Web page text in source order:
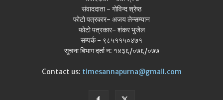
संवाददाता - गोविन्द श्रेष्ठ
फोटो पत्रकार- अजय लेन्सम्यान
फोटो पत्रकार- शंकर भुजेल
सम्पर्क - ९८५११५०४७१
सूचना बिभाग दर्ता न: १४३६/०७६/०७७
Contact us: timesannapurna@gmail.com